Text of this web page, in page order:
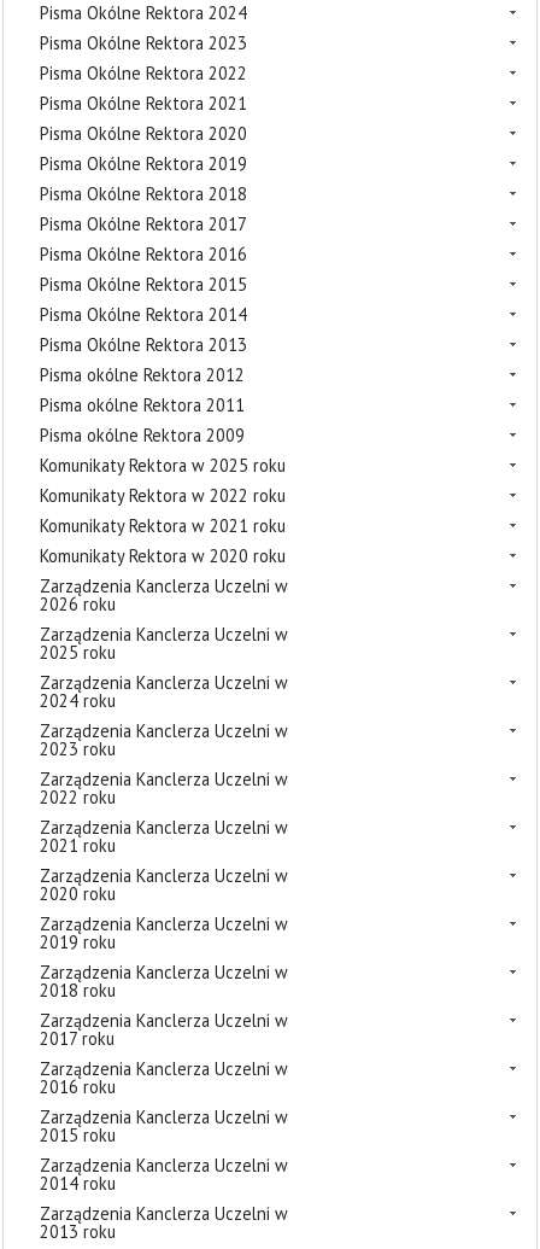
Pisma Okólne Rektora 2024
Pisma Okólne Rektora 2023
Pisma Okólne Rektora 2022
Pisma Okólne Rektora 2021
Pisma Okólne Rektora 2020
Pisma Okólne Rektora 2019
Pisma Okólne Rektora 2018
Pisma Okólne Rektora 2017
Pisma Okólne Rektora 2016
Pisma Okólne Rektora 2015
Pisma Okólne Rektora 2014
Pisma Okólne Rektora 2013
Pisma okólne Rektora 2012
Pisma okólne Rektora 2011
Pisma okólne Rektora 2009
Komunikaty Rektora w 2025 roku
Komunikaty Rektora w 2022 roku
Komunikaty Rektora w 2021 roku
Komunikaty Rektora w 2020 roku
Zarządzenia Kanclerza Uczelni w
2026 roku
Zarządzenia Kanclerza Uczelni w
2025 roku
Zarządzenia Kanclerza Uczelni w
2024 roku
Zarządzenia Kanclerza Uczelni w
2023 roku
Zarządzenia Kanclerza Uczelni w
2022 roku
Zarządzenia Kanclerza Uczelni w
2021 roku
Zarządzenia Kanclerza Uczelni w
2020 roku
Zarządzenia Kanclerza Uczelni w
2019 roku
Zarządzenia Kanclerza Uczelni w
2018 roku
Zarządzenia Kanclerza Uczelni w
2017 roku
Zarządzenia Kanclerza Uczelni w
2016 roku
Zarządzenia Kanclerza Uczelni w
2015 roku
Zarządzenia Kanclerza Uczelni w
2014 roku
Zarządzenia Kanclerza Uczelni w
2013 roku